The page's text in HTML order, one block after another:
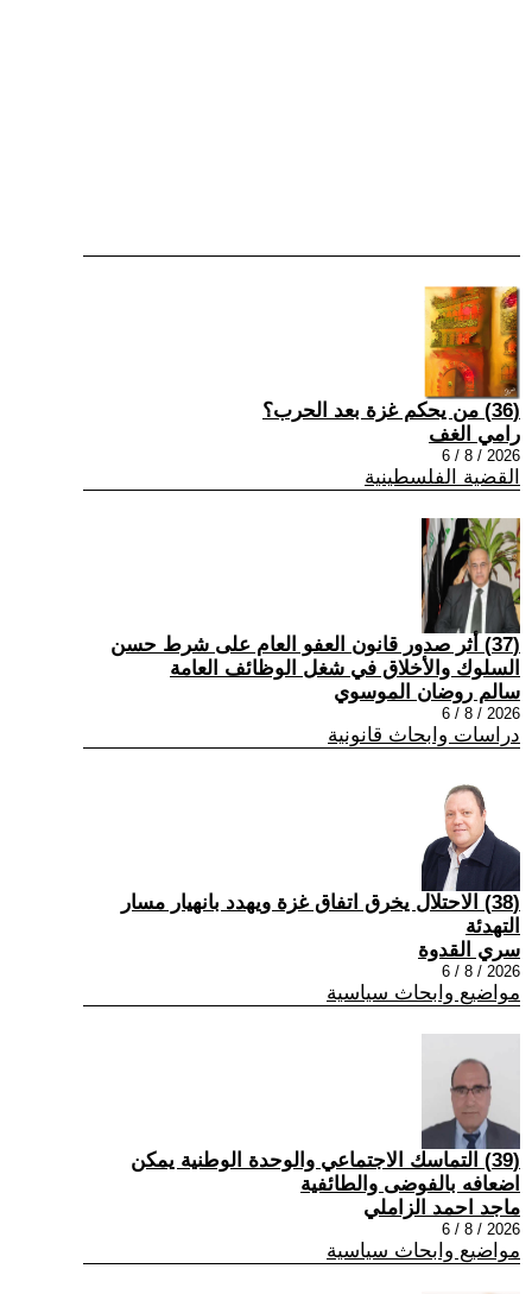
(36) من يحكم غزة بعد الحرب؟
رامي الغف
2026 / 8 / 6
القضية الفلسطينية
(37) أثر صدور قانون العفو العام على شرط حسن
السلوك والأخلاق في شغل الوظائف العامة
سالم روضان الموسوي
2026 / 8 / 6
دراسات وابحاث قانونية
(38) الاحتلال يخرق اتفاق غزة ويهدد بانهيار مسار
التهدئة
سري القدوة
2026 / 8 / 6
مواضيع وابحاث سياسية
(39) التماسك الاجتماعي والوحدة الوطنية يمكن
اضعافه بالفوضى والطائفية
ماجد احمد الزاملي
2026 / 8 / 6
مواضيع وابحاث سياسية